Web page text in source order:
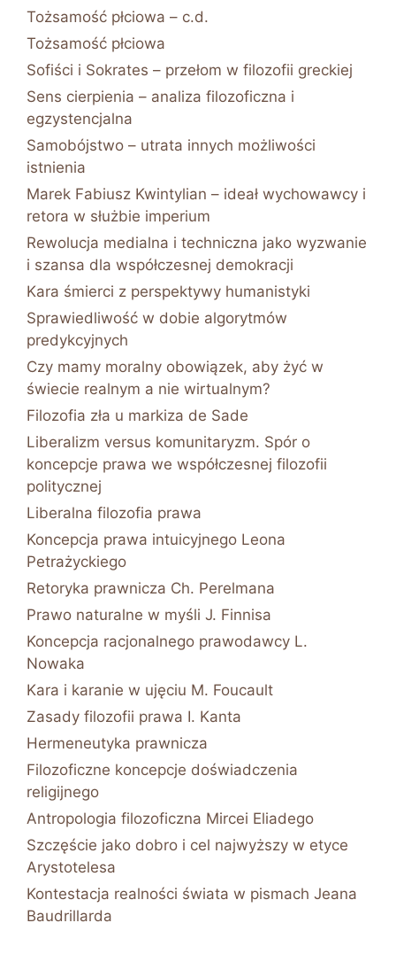
Tożsamość płciowa – c.d.
Tożsamość płciowa
Sofiści i Sokrates – przełom w filozofii greckiej
Sens cierpienia – analiza filozoficzna i
egzystencjalna
Samobójstwo – utrata innych możliwości
istnienia
Marek Fabiusz Kwintylian – ideał wychowawcy i
retora w służbie imperium
Rewolucja medialna i techniczna jako wyzwanie
i szansa dla współczesnej demokracji
Kara śmierci z perspektywy humanistyki
Sprawiedliwość w dobie algorytmów
predykcyjnych
Czy mamy moralny obowiązek, aby żyć w
świecie realnym a nie wirtualnym?
Filozofia zła u markiza de Sade
Liberalizm versus komunitaryzm. Spór o
koncepcje prawa we współczesnej filozofii
politycznej
Liberalna filozofia prawa
Koncepcja prawa intuicyjnego Leona
Petrażyckiego
Retoryka prawnicza Ch. Perelmana
Prawo naturalne w myśli J. Finnisa
Koncepcja racjonalnego prawodawcy L.
Nowaka
Kara i karanie w ujęciu M. Foucault
Zasady filozofii prawa I. Kanta
Hermeneutyka prawnicza
Filozoficzne koncepcje doświadczenia
religijnego
Antropologia filozoficzna Mircei Eliadego
Szczęście jako dobro i cel najwyższy w etyce
Arystotelesa
Kontestacja realności świata w pismach Jeana
Baudrillarda